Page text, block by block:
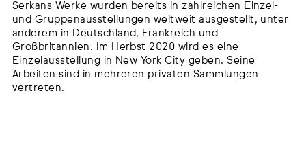
Serkans Werke wurden bereits in zahlreichen Einzel-
und Gruppenausstellungen weltweit ausgestellt, unter
anderem in Deutschland, Frankreich und
Großbritannien. Im Herbst 2020 wird es eine
Einzelausstellung in New York City geben. Seine
Arbeiten sind in mehreren privaten Sammlungen
vertreten.